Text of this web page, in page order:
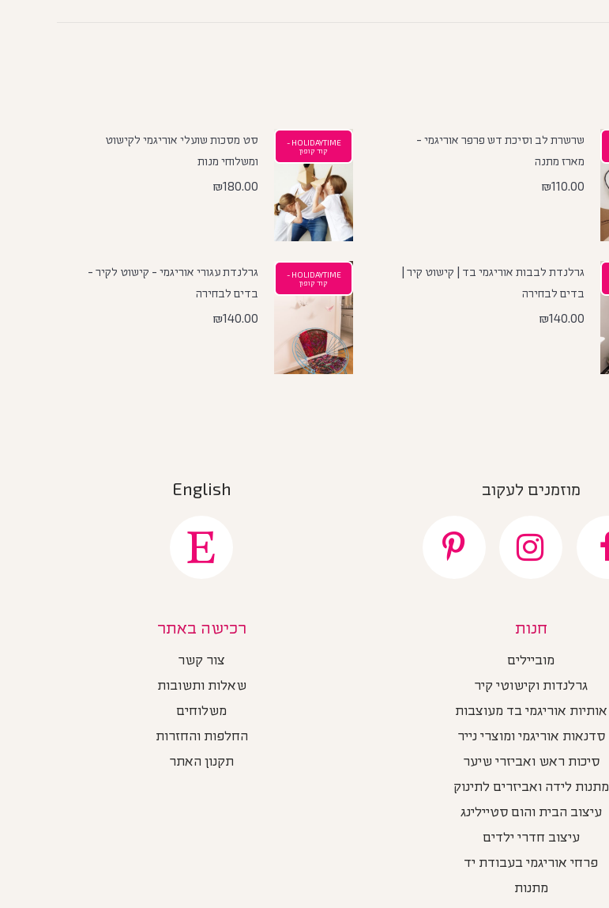
שרשרת לב וסיכת דש פרפר אוריגמי -
מארז מתנה
₪110.00
HOLIDAYTIME -
קוד קופון
סט מסכות שועלי אוריגמי לקישוט
ומשלוחי מנות
₪180.00
גרלנדת לבבות אוריגמי בד | קישוט קיר |
בדים לבחירה
₪140.00
HOLIDAYTIME -
קוד קופון
גרלנדת עגורי אוריגמי - קישוט לקיר -
בדים לבחירה
₪140.00
מוזמנים לעקוב English
חנות
מוביילים
גרלנדות וקישוטי קיר
אותיות אוריגמי בד מעוצבות
סדנאות אוריגמי ומוצרי נייר
סיכות ראש ואביזרי שיער
מתנות לידה ואביזרים לתינוק
עיצוב הבית והום סטיילינג
עיצוב חדרי ילדים
פרחי אוריגמי בעבודת יד
מתנות
רכישה באתר
צור קשר
שאלות ותשובות
משלוחים
החלפות והחזרות
תקנון האתר